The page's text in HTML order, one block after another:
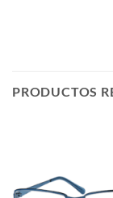
PRODUCTOS